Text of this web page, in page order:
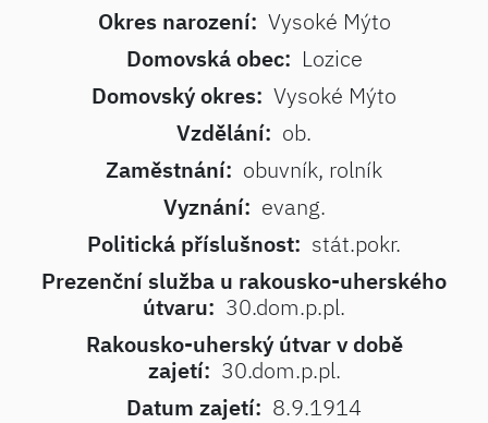
Okres narození: Vysoké Mýto
Domovská obec: Lozice
Domovský okres: Vysoké Mýto
Vzdělání: ob.
Zaměstnání: obuvník, rolník
Vyznání: evang.
Politická příslušnost: stát.pokr.
Prezenční služba u rakousko-uherského
útvaru: 30.dom.p.pl.
Rakousko-uherský útvar v době
zajetí: 30.dom.p.pl.
Datum zajetí: 8.9.1914